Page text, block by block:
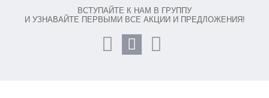
ВСТУПАЙТЕ К НАМ В ГРУППУ
И УЗНАВАЙТЕ ПЕРВЫМИ ВСЕ АКЦИИ И ПРЕДЛОЖЕНИЯ!